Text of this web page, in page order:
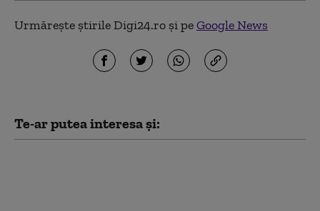
Urmărește știrile Digi24.ro și peGoogle News
Te-ar putea interesa și: